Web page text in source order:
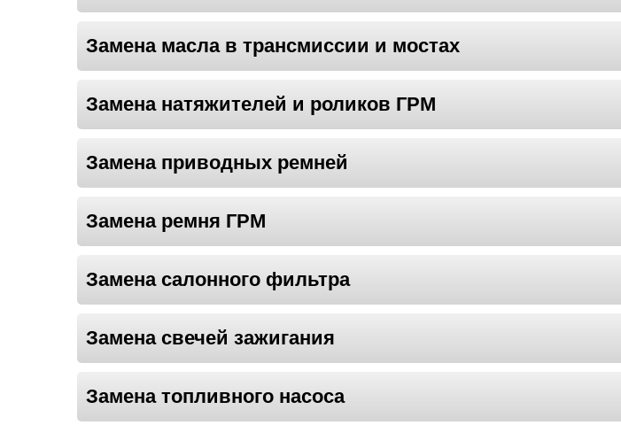
Замена масла в трансмиссии и мостах
Замена натяжителей и роликов ГРМ
Замена приводных ремней
Замена ремня ГРМ
Замена салонного фильтра
Замена свечей зажигания
Замена топливного насоса